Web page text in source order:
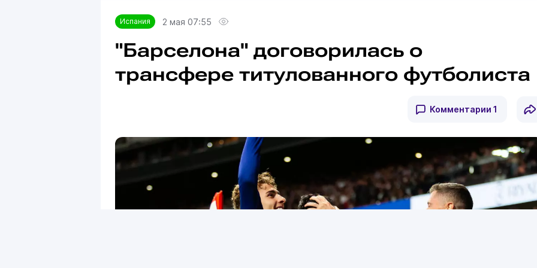
Испания 2 мая 07:55
"Барселона" договорилась о
трансфере титулованного футболиста
Комментарии 1